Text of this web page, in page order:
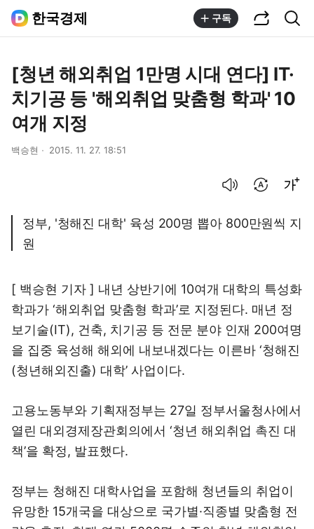
한국경제 구독
[청년 해외취업 1만명 시대 연다] IT·
치기공 등 '해외취업 맞춤형 학과' 10
여개 지정
백승현 2015. 11. 27. 18:51
정부, '청해진 대학' 육성 200명 뽑아 800만원씩 지
원
[ 백승현 기자 ] 내년 상반기에 10여개 대학의 특성화
학과가 ‘해외취업 맞춤형 학과’로 지정된다. 매년 정
보기술(IT), 건축, 치기공 등 전문 분야 인재 200여명
을 집중 육성해 해외에 내보내겠다는 이른바 ‘청해진
(청년해외진출) 대학’ 사업이다.
고용노동부와 기획재정부는 27일 정부서울청사에서
열린 대외경제장관회의에서 ‘청년 해외취업 촉진 대
책’을 확정, 발표했다.
정부는 청해진 대학사업을 포함해 청년들의 취업이
유망한 15개국을 대상으로 국가별·직종별 맞춤형 전